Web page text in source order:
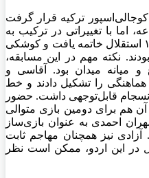
کوجالی‌اسپور ترکیه قرار گرفت
اما با تغییراتی در ترکیب به
میدان رفت. این دیدار با پیروزی ۲-۱ استقلال خاتمه یافت و کوشکی
نکته مهم در این مسابقه،
میانه میدان بود. آقاسی و
را تشکیل دادند و خط
قابل‌توجهی داشت. حضور
هم برای دومین بازی متوالی
احمدی به عنوان بازی‌ساز
نیز همچنان مهاجم ثابت
در این اردو، ممکن است نظر